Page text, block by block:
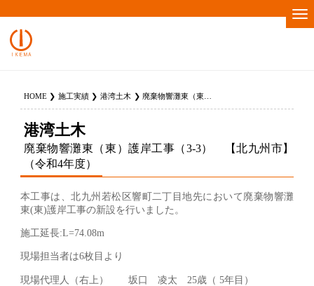
HOME 施工実績 港湾土木
港湾土木
廃棄物響灘東（東）護岸工事（3-3） 【北九州市】
（令和4年度）
本工事は、北九州若松区響町二丁目地先において廃棄物響灘
東(東)護岸工事の新設を行いました。
施工延長:L=74.08m
現場担当者は6枚目より
現場代理人（右上） 坂口 凌太 25歳（ 5年目）